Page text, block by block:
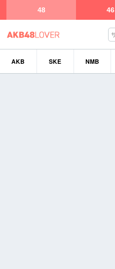
48 46
AKB SKE NMB